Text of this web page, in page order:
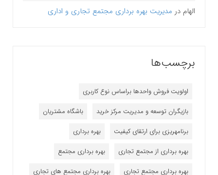
الهام در مدیریت بهره برداری مجتمع تجاری و اداری
برچسب‌ها
اولویت فروش واحدها براساس نوع کاربری
بازیگران توسعه و مدیریت مرکز خرید
باشگاه مشتریان
برنامه‎ریزی برای ارتقای کیفیت
بهره برداری
بهره برداری از مجتمع تجاری
بهره برداری مجتمع
بهره برداری مجتمع تجاری
بهره برداری مجتمع های تجاری